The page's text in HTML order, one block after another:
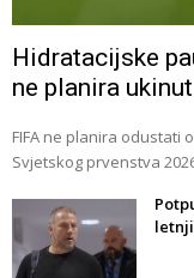
Hidratacijske
ne planira
FIFA ne planira odustati
Svjetskog prvenstva